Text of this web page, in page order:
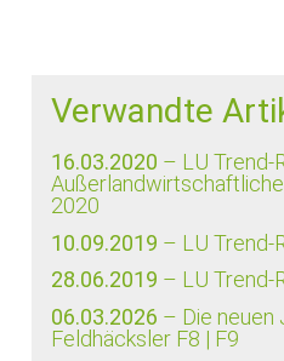
Verwandte
16.03.2020 – LU Trend-
2020
10.09.2019 – LU Trend-
28.06.2019 – LU Trend-
06.03.2026 – Die neuen
Feldhäcksler F8 | F9